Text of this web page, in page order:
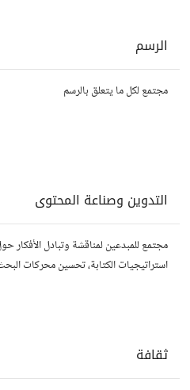
الرسم
مجتمع لكل ما يتعلق بالرسم
التدوين وصناعة المحتوى
مجتمع للمبدعين لمناقشة وتبادل
استراتيجيات الكتابة، تحسين محركات
ثقافة